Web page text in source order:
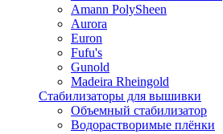
Amann PolySheen
Aurora
Euron
Fufu's
Gunold
Madeira Rheingold
Стабилизаторы для вышивки
Объемный стабилизатор
Водорастворимые плёнки